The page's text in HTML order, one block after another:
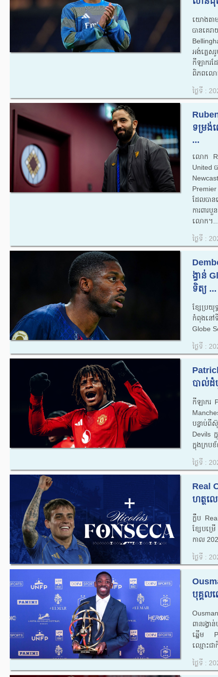
យោងតា
បានគេរ
អង់គ្លេស
កីឡាករ
ពិភពលោក
ថ្ងៃទី :
ទម្រង់
...
លោក
United
Premier
ដែលបាន
ការពារ
លោក។
ថ្ងៃទី :
ង្វាន់
ទិត្យ ...
ខ្សែប្រយុ
កំពុងនៅ
Globe
ថ្ងៃទី :
បាល់ដំ
កីឡាករ
បន្ទាប់
Devils
ក្នុងក្រប
ថ្ងៃទី :
Real
ហត្ថល
ក្លឹប
ខ្សែបម្រ
កាល
ថ្ងៃទី :
បុគ្គលល
ពានរង្វ
ឆ្នើម
ឈ្មោះជា
ថ្ងៃទី :